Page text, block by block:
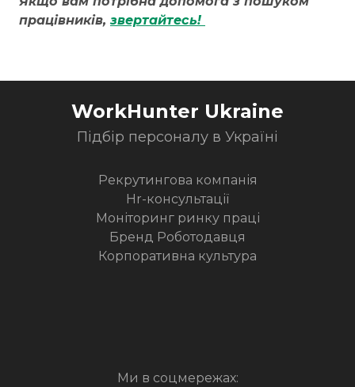
працівників, звертайтесь!
WorkHunter Ukraine
Підбір персоналу в Україні
Рекрутингова компанія
Hr-консультації
Моніторинг ринку праці
Бренд Роботодавця
Корпоративна культура
Ми в соцмережах: